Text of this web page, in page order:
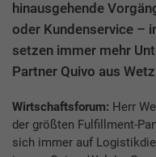
hinausgehende
oder Kundenservice –
setzen immer mehr
Partner Quivo aus
Wirtschaftsforum: Herr
der größten Fulfillment-
sich immer auf